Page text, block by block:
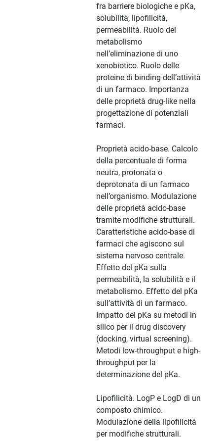
fra barriere biologiche e pKa,
solubilità, lipofilicità,
permeabilità. Ruolo del
metabolismo
nell’eliminazione di uno
xenobiotico. Ruolo delle
proteine di binding dell’attività
di un farmaco. Importanza
delle proprietà drug-like nella
progettazione di potenziali
farmaci.
Proprietà acido-base. Calcolo
della percentuale di forma
neutra, protonata o
deprotonata di un farmaco
nell’organismo. Modulazione
delle proprietà acido-base
tramite modifiche strutturali.
Caratteristiche acido-base di
farmaci che agiscono sul
sistema nervoso centrale.
Effetto del pKa sulla
permeabilità, la solubilità e il
metabolismo. Effetto del pKa
sull’attività di un farmaco.
Impatto del pKa su metodi in
silico per il drug discovery
(docking, virtual screening).
Metodi low-throughput e high-
throughput per la
determinazione del pKa.
Lipofilicità. LogP e LogD di un
composto chimico.
Modulazione della lipofilicità
per modifiche strutturali.